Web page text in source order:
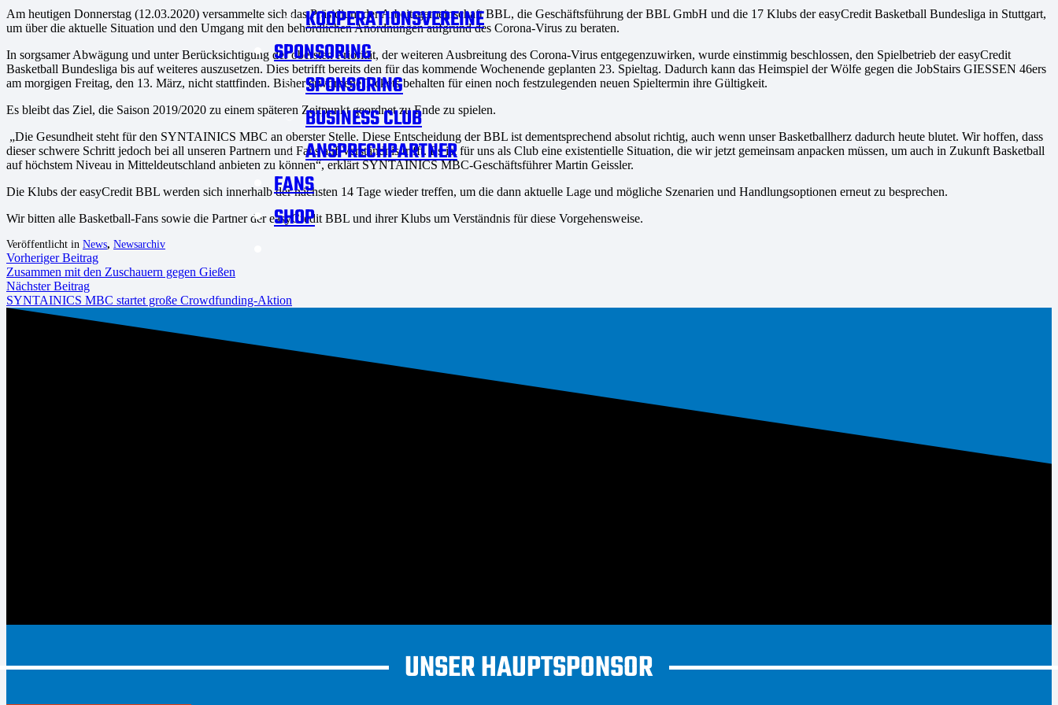
KOOPERATIONSVEREINE
SPONSORING
SPONSORING
BUSINESS CLUB
ANSPRECHPARTNER
FANS
SHOP
Am heutigen Donnerstag (12.03.2020) versammelte sich das Präsidium der Arbeitsgemeinschaft BBL, die Geschäftsführung der BBL GmbH und die 17 Klubs der easyCredit Basketball Bundesliga in Stuttgart,
um über die aktuelle Situation und den Umgang mit den behördlichen Anordnungen aufgrund des Corona-Virus zu beraten.
In sorgsamer Abwägung und unter Berücksichtigung der obersten Priorität, der weiteren Ausbreitung des Corona-Virus entgegenzuwirken, wurde einstimmig beschlossen, den Spielbetrieb der easyCredit
Basketball Bundesliga bis auf weiteres auszusetzen. Dies betrifft bereits den für das kommende Wochenende geplanten 23. Spieltag. Dadurch kann das Heimspiel der Wölfe gegen die JobStairs GIESSEN 46ers
am morgigen Freitag, den 13. März, nicht stattfinden. Bisher erworbene Tickets behalten für einen noch festzulegenden neuen Spieltermin ihre Gültigkeit.
Es bleibt das Ziel, die Saison 2019/2020 zu einem späteren Zeitpunkt geordnet zu Ende zu spielen.
„Die Gesundheit steht für den SYNTAINICS MBC an oberster Stelle. Diese Entscheidung der BBL ist dementsprechend absolut richtig, auch wenn unser Basketballherz dadurch heute blutet. Wir hoffen, dass
dieser schwere Schritt jedoch bei all unseren Partnern und Fans auf Verständnis trifft. Es ist für uns als Club eine existentielle Situation, die wir jetzt gemeinsam anpacken müssen, um auch in Zukunft Basketball
auf höchstem Niveau in Mitteldeutschland anbieten zu können“, erklärt SYNTAINICS MBC-Geschäftsführer Martin Geissler.
Die Klubs der easyCredit BBL werden sich innerhalb der nächsten 14 Tage wieder treffen, um die dann aktuelle Lage und mögliche Szenarien und Handlungsoptionen erneut zu besprechen.
Wir bitten alle Basketball-Fans sowie die Partner der easyCredit BBL und ihrer Klubs um Verständnis für diese Vorgehensweise.
Veröffentlicht in News, Newsarchiv
Vorheriger Beitrag
Zusammen mit den Zuschauern gegen Gießen
Nächster Beitrag
SYNTAINICS MBC startet große Crowdfunding-Aktion
UNSER HAUPTSPONSOR